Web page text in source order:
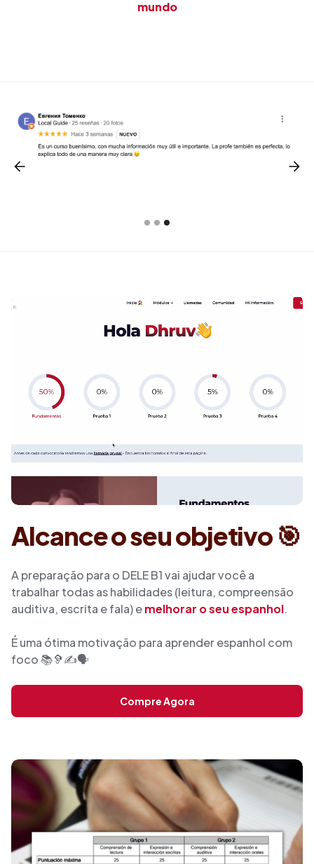
mundo
Alcance o seu objetivo 🎯
A preparação para o DELE B1 vai ajudar você a
trabalhar todas as habilidades (leitura, compreensão
auditiva, escrita e fala) emelhorar o seu espanhol.
É uma ótima motivação para aprender espanhol com
foco 📚🦻✍🗣
Compre Agora